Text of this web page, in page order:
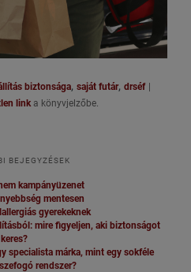
biztonsága, saját futár, drséf
linka könyvjelzőbe.
BEJEGYZÉSEK
kampányüzenet
mentesen
gyerekeknek
mire figyeljen, aki biztonságot
keres?
specialista márka, mint egy sokféle
rendszer?